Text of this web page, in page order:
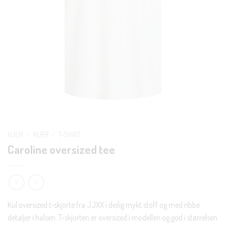
Caroline oversized tee
Kul oversized t-skjorte fra JJXX i deilig mykt stoff og med ribbe
detaljer i halsen. T-skjorten er oversized i modellen og god i størrelsen